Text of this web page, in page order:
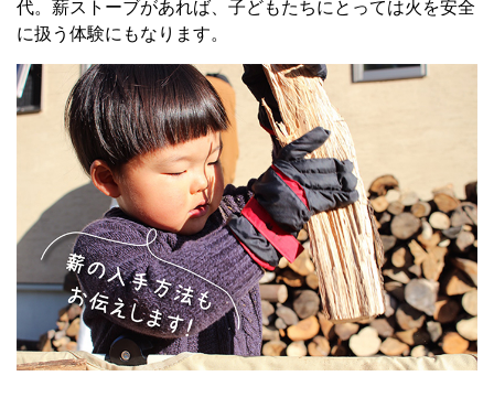
代。薪ストーブがあれば、子どもたちにとっては火を安全
に扱う体験にもなります。